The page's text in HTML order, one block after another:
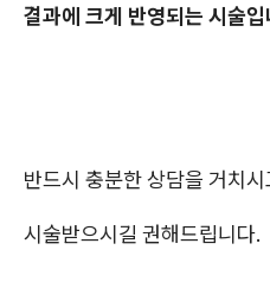
결과에 크게 반영되는 시술
반드시 충분한 상담을 거치시
시술받으시길 권해드립니다.